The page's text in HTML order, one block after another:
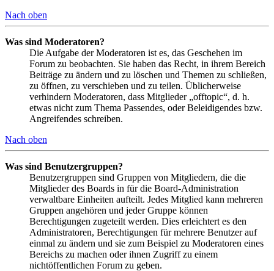
Nach oben
Was sind Moderatoren?
Die Aufgabe der Moderatoren ist es, das Geschehen im
Forum zu beobachten. Sie haben das Recht, in ihrem Bereich
Beiträge zu ändern und zu löschen und Themen zu schließen,
zu öffnen, zu verschieben und zu teilen. Üblicherweise
verhindern Moderatoren, dass Mitglieder „offtopic“, d. h.
etwas nicht zum Thema Passendes, oder Beleidigendes bzw.
Angreifendes schreiben.
Nach oben
Was sind Benutzergruppen?
Benutzergruppen sind Gruppen von Mitgliedern, die die
Mitglieder des Boards in für die Board-Administration
verwaltbare Einheiten aufteilt. Jedes Mitglied kann mehreren
Gruppen angehören und jeder Gruppe können
Berechtigungen zugeteilt werden. Dies erleichtert es den
Administratoren, Berechtigungen für mehrere Benutzer auf
einmal zu ändern und sie zum Beispiel zu Moderatoren eines
Bereichs zu machen oder ihnen Zugriff zu einem
nichtöffentlichen Forum zu geben.